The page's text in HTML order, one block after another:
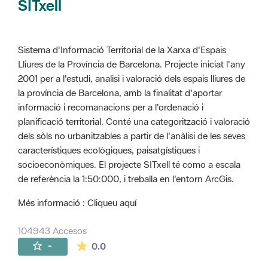
SITxell
Sistema d'Informació Territorial de la Xarxa d'Espais
Lliures de la Província de Barcelona. Projecte iniciat l'any
2001 per a l'estudi, analisi i valoració dels espais lliures de
la província de Barcelona, amb la finalitat d'aportar
informació i recomanacions per a l'ordenació i
planificació territorial. Conté una categorització i valoració
dels sòls no urbanitzables a partir de l'anàlisi de les seves
característiques ecològiques, paisatgístiques i
socioeconòmiques. El projecte SITxell té como a escala
de referència la 1:50:000, i treballa en l'entorn ArcGis.
Més informació : Cliqueu aquí
104943 Accesos
- 0.0La valoración media es de 0 estrellas de